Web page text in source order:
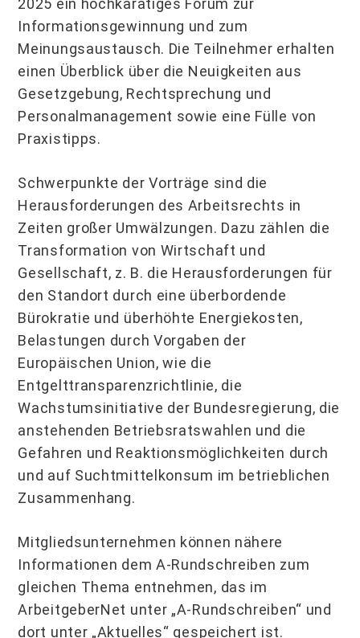
2025 ein hochkarätiges Forum zur
Informationsgewinnung und zum
Meinungsaustausch. Die Teilnehmer erhalten
einen Überblick über die Neuigkeiten aus
Gesetzgebung, Rechtsprechung und
Personalmanagement sowie eine Fülle von
Praxistipps.
Schwerpunkte der Vorträge sind die
Herausforderungen des Arbeitsrechts in
Zeiten großer Umwälzungen. Dazu zählen die
Transformation von Wirtschaft und
Gesellschaft, z. B. die Herausforderungen für
den Standort durch eine überbordende
Bürokratie und überhöhte Energiekosten,
Belastungen durch Vorgaben der
Europäischen Union, wie die
Entgelttransparenzrichtlinie, die
Wachstumsinitiative der Bundesregierung, die
anstehenden Betriebsratswahlen und die
Gefahren und Reaktionsmöglichkeiten durch
und auf Suchtmittelkonsum im betrieblichen
Zusammenhang.
Mitgliedsunternehmen können nähere
Informationen dem A-Rundschreiben zum
gleichen Thema entnehmen, das im
ArbeitgeberNet unter „A-Rundschreiben“ und
dort unter „Aktuelles“ gespeichert ist.